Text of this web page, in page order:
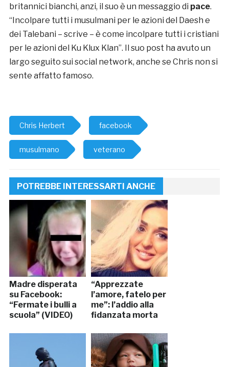
britannici bianchi, anzi, il suo è un messaggio di pace.
“Incolpare tutti i musulmani per le azioni del Daesh e
dei Talebani – scrive – è come incolpare tutti i cristiani
per le azioni del Ku Klux Klan”. Il suo post ha avuto un
largo seguito sui social network, anche se Chris non si
sente affatto famoso.
Chris Herbert facebook
musulmano veterano
POTREBBE INTERESSARTI ANCHE
Madre disperata
su Facebook:
“Fermate i bulli a
scuola” (VIDEO)
“Apprezzate
l’amore, fatelo per
me”: l’addio alla
fidanzata morta